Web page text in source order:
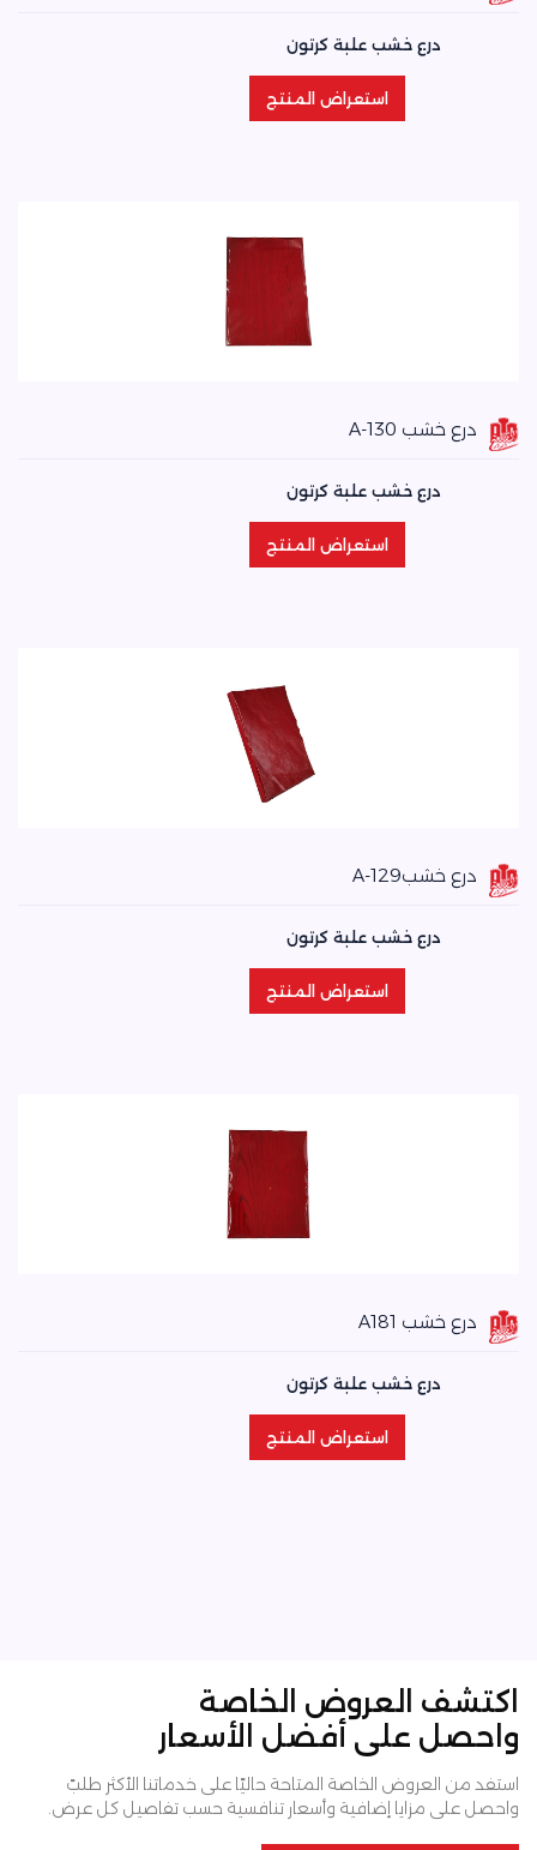
درع خشب علبة كرتون
استعراض المنتج
استعراض المنتج
درع خشب A-130
درع خشب علبة كرتون
استعراض المنتج
استعراض المنتج
درع خشبA-129
درع خشب علبة كرتون
استعراض المنتج
استعراض المنتج
درع خشب A181
درع خشب علبة كرتون
استعراض المنتج
استعراض المنتج
اكتشف العروض الخاصة
واحصل على أفضل الأسعار
استفد من العروض الخاصة المتاحة حاليًا على خدماتنا الأكثر طلبً
واحصل على مزايا إضافية وأسعار تنافسية حسب تفاصيل كل عرض.